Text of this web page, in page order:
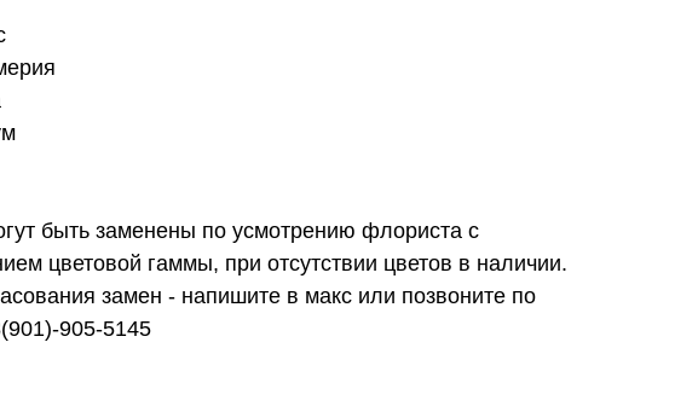
быть заменены по усмотрению флориста с
цветовой гаммы, при отсутствии цветов в наличии.
замен - напишите в макс или позвоните по
905-5145